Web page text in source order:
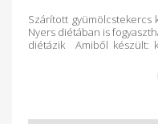
Szárított
Nyers diétában is
diétázik Amiből készült:
tárolva sokáig finom
műanyagcsomagolását